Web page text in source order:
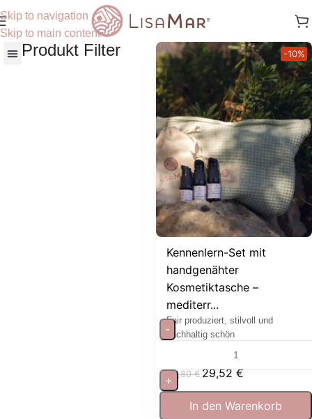
Skip to navigation
Skip to main content
Produkt Filter
Kennenlern-Set mit
handgenähter
Kosmetiktasche –
mediterr...
Fair produziert, stilvoll und
nachhaltig schön
-10%
32,80€ 29,52€
-
+
In den Warenkorb